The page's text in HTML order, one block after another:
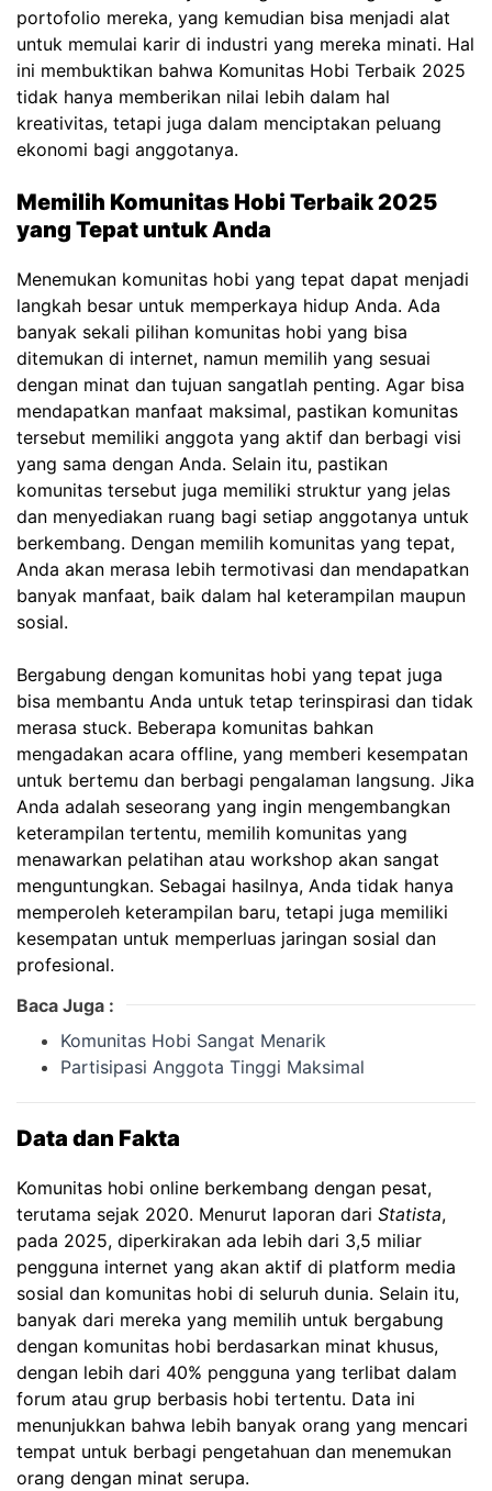
portofolio mereka, yang kemudian bisa menjadi alat
untuk memulai karir di industri yang mereka minati. Hal
ini membuktikan bahwa Komunitas Hobi Terbaik 2025
tidak hanya memberikan nilai lebih dalam hal
kreativitas, tetapi juga dalam menciptakan peluang
ekonomi bagi anggotanya.
Memilih Komunitas Hobi Terbaik 2025
yang Tepat untuk Anda
Menemukan komunitas hobi yang tepat dapat menjadi
langkah besar untuk memperkaya hidup Anda. Ada
banyak sekali pilihan komunitas hobi yang bisa
ditemukan di internet, namun memilih yang sesuai
dengan minat dan tujuan sangatlah penting. Agar bisa
mendapatkan manfaat maksimal, pastikan komunitas
tersebut memiliki anggota yang aktif dan berbagi visi
yang sama dengan Anda. Selain itu, pastikan
komunitas tersebut juga memiliki struktur yang jelas
dan menyediakan ruang bagi setiap anggotanya untuk
berkembang. Dengan memilih komunitas yang tepat,
Anda akan merasa lebih termotivasi dan mendapatkan
banyak manfaat, baik dalam hal keterampilan maupun
sosial.
Bergabung dengan komunitas hobi yang tepat juga
bisa membantu Anda untuk tetap terinspirasi dan tidak
merasa stuck. Beberapa komunitas bahkan
mengadakan acara offline, yang memberi kesempatan
untuk bertemu dan berbagi pengalaman langsung. Jika
Anda adalah seseorang yang ingin mengembangkan
keterampilan tertentu, memilih komunitas yang
menawarkan pelatihan atau workshop akan sangat
menguntungkan. Sebagai hasilnya, Anda tidak hanya
memperoleh keterampilan baru, tetapi juga memiliki
kesempatan untuk memperluas jaringan sosial dan
profesional.
Baca Juga :
Komunitas Hobi Sangat Menarik
Partisipasi Anggota Tinggi Maksimal
Data dan Fakta
Komunitas hobi online berkembang dengan pesat,
terutama sejak 2020. Menurut laporan dari Statista,
pada 2025, diperkirakan ada lebih dari 3,5 miliar
pengguna internet yang akan aktif di platform media
sosial dan komunitas hobi di seluruh dunia. Selain itu,
banyak dari mereka yang memilih untuk bergabung
dengan komunitas hobi berdasarkan minat khusus,
dengan lebih dari 40% pengguna yang terlibat dalam
forum atau grup berbasis hobi tertentu. Data ini
menunjukkan bahwa lebih banyak orang yang mencari
tempat untuk berbagi pengetahuan dan menemukan
orang dengan minat serupa.